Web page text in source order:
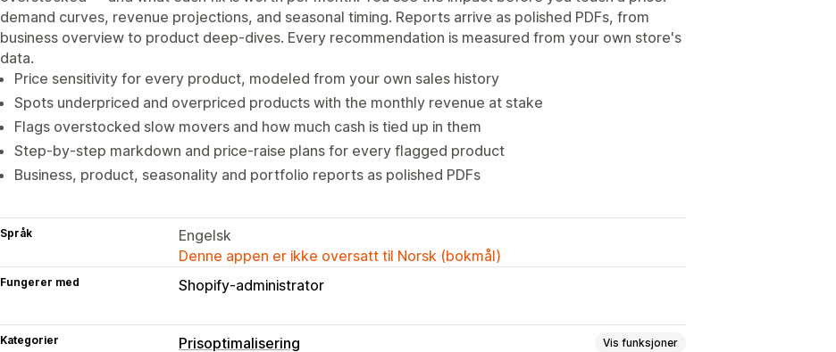
demand curves, revenue projections, and seasonal timing. Reports arrive as polished PDFs, from
business overview to product deep-dives. Every recommendation is measured from your own store's
data.
Price sensitivity for every product, modeled from your own sales history
Spots underpriced and overpriced products with the monthly revenue at stake
Flags overstocked slow movers and how much cash is tied up in them
Step-by-step markdown and price-raise plans for every flagged product
Business, product, seasonality and portfolio reports as polished PDFs
Språk
Engelsk
Denne appen er ikke oversatt til Norsk (bokmål)
Fungerer med Shopify-administrator
Kategorier Prisoptimalisering Vis funksjoner